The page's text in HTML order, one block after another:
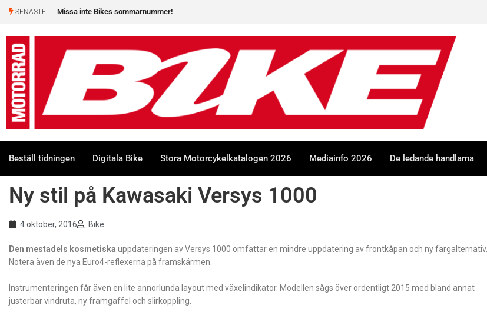
SENASTE Missa inte Bikes sommarnummer!
Beställ tidningen Digitala Bike Stora Motorcykelkatalogen 2026 Mediainfo 2026 De ledande handlarna
Ny stil på Kawasaki Versys 1000
4 oktober, 2016 Bike
Den mestadels kosmetiska uppdateringen av Versys 1000 omfattar en mindre uppdatering av frontkåpan och ny färgalternativ.
Notera även de nya Euro4-reflexerna på framskärmen.
Instrumenteringen får även en lite annorlunda layout med växelindikator. Modellen sågs över ordentligt 2015 med bland annat
justerbar vindruta, ny framgaffel och slirkoppling.